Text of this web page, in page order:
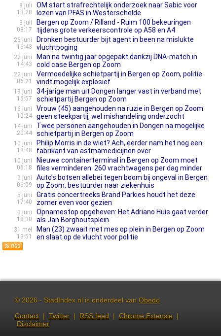
8 juli
13:28
OM start strafrechtelijk onderzoek naar Sabic voor
lozen van PFAS in Westerschelde
3 juli
08:17
Bergen op Zoom / Rilland - Ruim 100 bekeuringen
tijdens grote verkeerscontrole op A58 en A4
26 juni
16:43
Dronken bestuurder bijt agent in been na mislukte
vluchtpoging
22 juni
14:43
Man na twintig jaar opgepakt dankzij DNA-match in
cold case Bergen op Zoom
22 juni
06:21
Vermoedelijke schietpartij in Bergen op Zoom, politie
vindt mogelijk explosief
19 juni
15:57
34-jarige man uit Dongen langer vast in verband met
schietpartij Bergen op Zoom
16 juni
10:24
Vrouw (45) aangehouden na ruzie in Bergen op Zoom:
geen steekpartij, wel mishandeling onderzocht
14 juni
20:44
Twee personen aangehouden in Dongen na mogelijke
schietpartij in Bergen op Zoom
10 juni
18:48
Philip Morris in de wiet? Ach, eerder nam het nog een
fabrikant van astmamedicijnen over
10 juni
06:18
Nieuwe containerterminal in Bergen op Zoom moet
files verminderen: 260 vrachtwagens per dag minder
9 juni
06:09
Auto’s botsen allebei tegen boom bij ongeval in Bergen
op Zoom, bestuurder naar ziekenhuis
5 juni
17:40
Gratis concertreeks Brand Parkies houdt het deze
zomer even voor gezien
3 juni
18:30
Opnamestop opgeheven: Het Adriano Huis gaat verder
als Jan Borghoutsplein
31 mei
13:51
Man (23) zwaait met mes op plein in Bergen op Zoom
en slaat op de vlucht voor politie
© 2026 - StadIndex.nl is onderdeel van Obedo
Contact | Twitter | RSS feed | Chrome Extensie |
Disclaimer